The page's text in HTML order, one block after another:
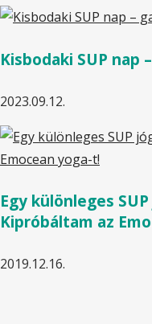
Kisbodaki SUP nap
2023.09.12.
Egy különleges
Kipróbáltam az
2019.12.16.